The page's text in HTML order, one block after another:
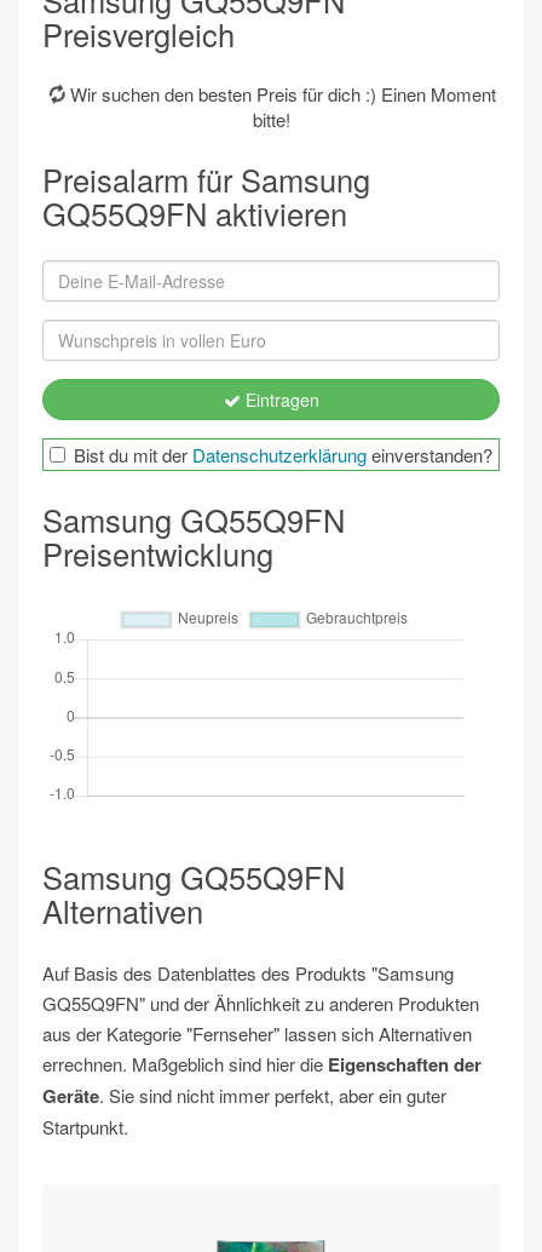
Preisvergleich
Wir suchen den besten Preis für dich :) Einen Moment
bitte!
Preisalarm für Samsung
GQ55Q9FN aktivieren
Eintragen
Bist du mit der Datenschutzerklärungeinverstanden?
Samsung GQ55Q9FN
Preisentwicklung
Samsung GQ55Q9FN
Alternativen
Auf Basis des Datenblattes des Produkts "Samsung
GQ55Q9FN" und der Ähnlichkeit zu anderen Produkten
aus der Kategorie "Fernseher" lassen sich Alternativen
errechnen. Maßgeblich sind hier die Eigenschaften der
Geräte. Sie sind nicht immer perfekt, aber ein guter
Startpunkt.